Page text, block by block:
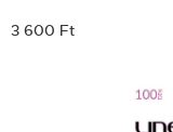
3 600 Ft